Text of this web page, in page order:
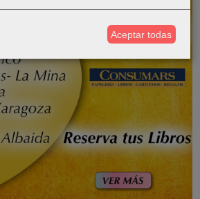
Aceptar todas